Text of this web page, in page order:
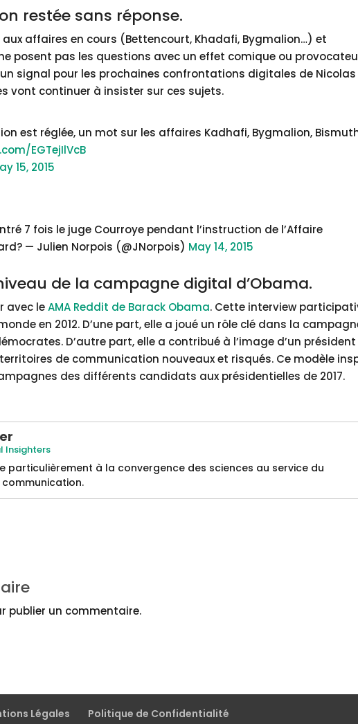
restée sans réponse.
affaires en cours (Bettencourt, Khadafi, Bygmalion…) et
posent pas les questions avec un effet comique ou
signal pour les prochaines confrontations digitales de Nicolas
vont continuer à insister sur ces sujets.
est réglée, un mot sur les affaires Kadhafi, Bygmalion,
EGTejIlVcB
15, 2015
7 fois le juge Courroye pendant l’instruction de l’Affaire
— Julien Norpois (@JNorpois) May 14, 2015
de la campagne digital d’Obama.
avec leAMA Reddit de Barack Obama. Cette interview
en 2012. D’une part, elle a joué un rôle clé dans la
D’autre part, elle a contribué à l’image d’un président
de communication nouveaux et risqués. Ce modèle
des différents candidats aux présidentielles de 2017.
Insighters
particulièrement à la convergence des sciences au service du
publier un commentaire.
Légales Politique de Confidentialité